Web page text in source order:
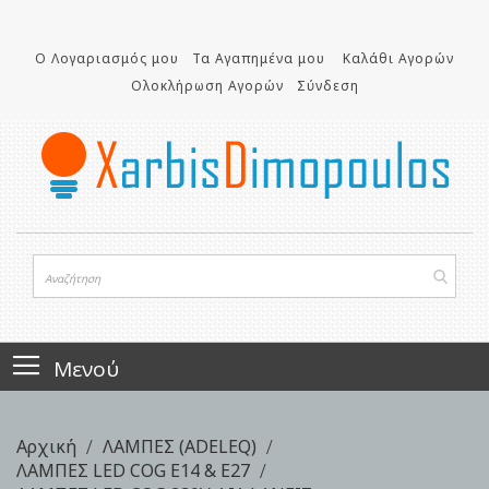
περιεχόμενο
Ο Λογαριασμός μου Τα Αγαπημένα μου
Καλάθι Αγορών
Ολοκλήρωση Αγορών
Σύνδεση
Μενού
Αρχική
ΛΑΜΠΕΣ (ADELEQ)
ΛΑΜΠΕΣ LED COG E14 & E27